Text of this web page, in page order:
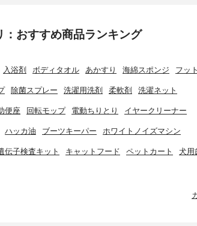
：おすすめ商品ランキング
入浴剤 ボディタオル あかすり 海綿スポンジ フッ
除菌スプレー 洗濯用洗剤 柔軟剤 洗濯ネット
便座 回転モップ 電動ちりとり イヤークリーナー
ハッカ油 ブーツキーパー ホワイトノイズマシン
伝子検査キット キャットフード ペットカート 犬用